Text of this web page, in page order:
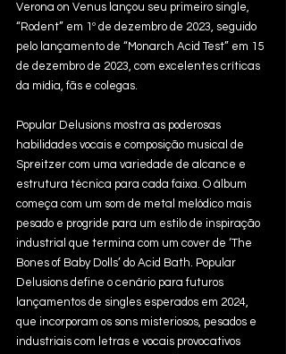
Verona on Venus lançou seu primeiro single,
“Rodent” em 1º de dezembro de 2023, seguido
pelo lançamento de “Monarch Acid Test” em 15
de dezembro de 2023, com excelentes críticas
da mídia, fãs e colegas.
Popular Delusions mostra as poderosas
habilidades vocais e composição musical de
Spreitzer com uma variedade de alcance e
estrutura técnica para cada faixa. O álbum
começa com um som de metal melódico mais
pesado e progride para um estilo de inspiração
industrial que termina com um cover de ‘The
Bones of Baby Dolls’ do Acid Bath. Popular
Delusions define o cenário para futuros
lançamentos de singles esperados em 2024,
que incorporam os sons misteriosos, pesados ​​e
industriais com letras e vocais provocativos